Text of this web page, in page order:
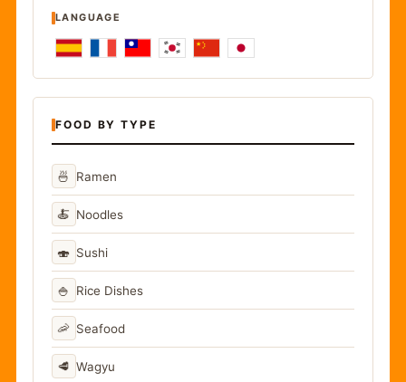
LANGUAGE
FOOD BY TYPE
🍜 Ramen
🍝 Noodles
🍣 Sushi
🍚 Rice Dishes
🦐 Seafood
🥩 Wagyu